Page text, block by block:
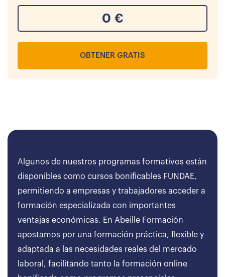
0 €
OBTENER GRATIS
Algunos de nuestros programas formativos están
disponibles como cursos bonificables FUNDAE,
permitiendo a empresas y trabajadores acceder a
formación especializada con importantes
ventajas económicas. En Abeille Formación
apostamos por una formación práctica, flexible y
adaptada a las necesidades reales del mercado
laboral, facilitando tanto la formación online